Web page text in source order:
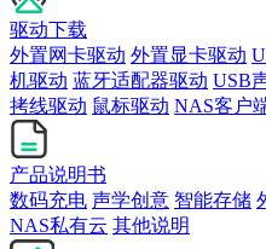
驱动下载
外置网卡驱动 外置显卡驱动
机驱动 蓝牙适配器驱动 USB
拷线驱动 鼠标驱动 NAS客户
产品说明书
数码充电 声学创意 智能存储
NAS私有云 其他说明